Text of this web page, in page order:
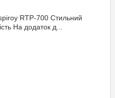
RTP-700 Стильний
На додаток д...